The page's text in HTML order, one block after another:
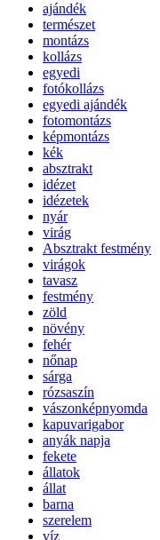
ajándék
természet
montázs
kollázs
egyedi
fotókollázs
egyedi ajándék
fotomontázs
képmontázs
kék
absztrakt
idézet
idézetek
nyár
virág
Absztrakt festmény
virágok
tavasz
festmény
zöld
növény
fehér
nőnap
sárga
rózsaszín
vászonképnyomda
kapuvarigabor
anyák napja
fekete
állatok
állat
barna
szerelem
víz